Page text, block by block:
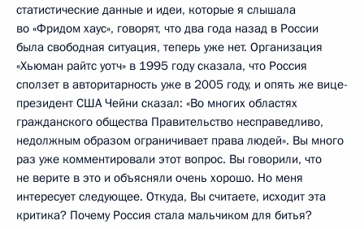
статистические данные и идеи, которые я слышала
во «Фридом хаус», говорят, что два года назад в России
была свободная ситуация, теперь уже нет. Организация
«Хьюман райтс уотч» в 1995 году сказала, что Россия
сползет в авторитарность уже в 2005 году, и опять же вице-
президент США Чейни сказал: «Во многих областях
гражданского общества Правительство несправедливо,
недолжным образом ограничивает права людей». Вы много
раз уже комментировали этот вопрос. Вы говорили, что
не верите в это и объясняли очень хорошо. Но меня
интересует следующее. Откуда, Вы считаете, исходит эта
критика? Почему Россия стала мальчиком для битья?